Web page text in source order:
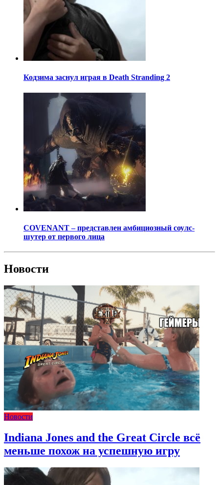
Кодзима заснул играя в Death Stranding 2
COVENANT – представлен амбициозный соулс-
шутер от первого лица
Новости
Новости
Indiana Jones and the Great Circle всё
меньше похож на успешную игру